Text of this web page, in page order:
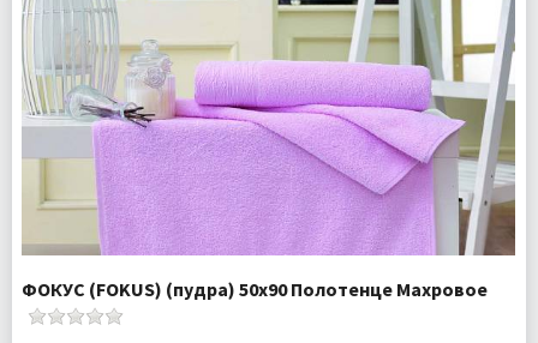
ФОКУС (FOKUS) (пудра) 50х90 Полотенце Махровое